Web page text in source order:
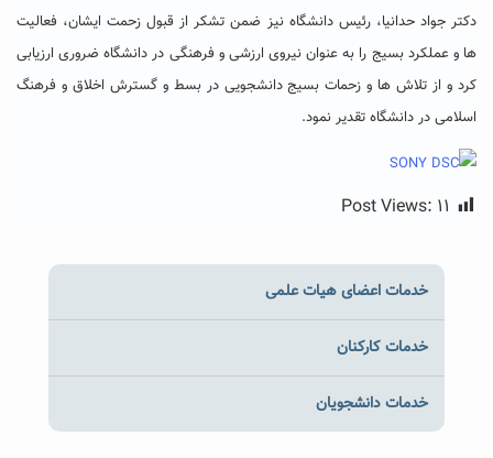
دکتر جواد حدانیا، رئیس دانشگاه نیز ضمن تشکر از قبول زحمت ایشان، فعالیت
ها و عملکرد بسیج را به عنوان نیروی ارزشی و فرهنگی در دانشگاه ضروری ارزیابی
کرد و از تلاش ها و زحمات بسیج دانشجویی در بسط و گسترش اخلاق و فرهنگ
اسلامی در دانشگاه تقدیر نمود.
Post Views: ۱۱
خدمات اعضای هیات علمی
خدمات کارکنان
خدمات دانشجویان